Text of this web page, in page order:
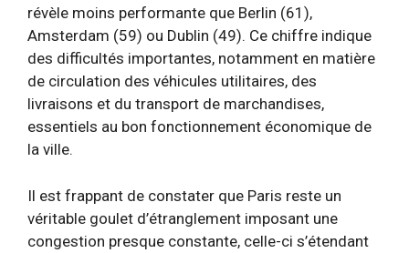
révèle moins performante que Berlin (61),
Amsterdam (59) ou Dublin (49). Ce chiffre indique
des difficultés importantes, notamment en matière
de circulation des véhicules utilitaires, des
livraisons et du transport de marchandises,
essentiels au bon fonctionnement économique de
la ville.
Il est frappant de constater que Paris reste un
véritable goulet d’étranglement imposant une
congestion presque constante, celle-ci s’étendant